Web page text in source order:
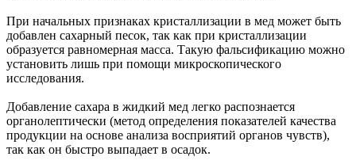
При начальных признаках кристаллизации в мед может быть
добавлен сахарный песок, так как при кристаллизации
образуется равномерная масса. Такую фальсификацию можно
установить лишь при помощи микроскопического
исследования.
Добавление сахара в жидкий мед легко распознается
органолептически (метод определения показателей качества
продукции на основе анализа восприятий органов чувств),
так как он быстро выпадает в осадок.